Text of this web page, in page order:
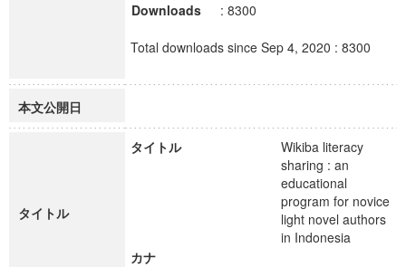
Downloads
: 8300
Total downloads since Sep 4, 2020 : 8300
本文公開日
タイトル
タイトル
Wikiba literacy
sharing : an
educational
program for novice
light novel authors
in Indonesia
カナ